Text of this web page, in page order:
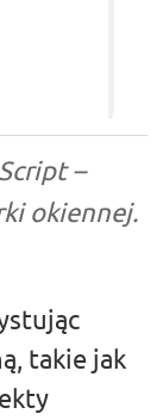
–
okiennej.
takie jak